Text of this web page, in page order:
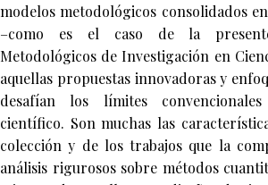
modelos metodológicos consolidados
–como es el caso de la
Metodológicos de Investigación en
aquellas propuestas innovadoras y
desafían los límites
científico. Son muchas las
colección y de los trabajos que la
análisis rigurosos sobre métodos